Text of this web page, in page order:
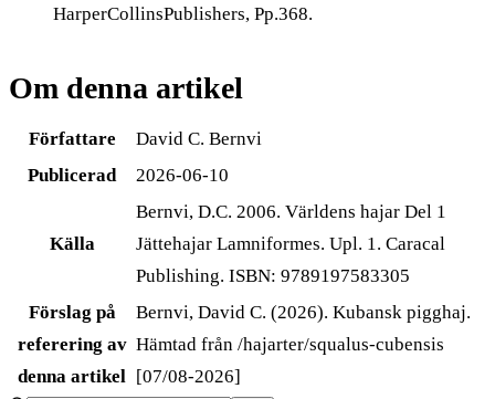
HarperCollinsPublishers, Pp.368.
Om denna artikel
Författare
David C. Bernvi
Publicerad
2026-06-10
Källa
Bernvi, D.C. 2006. Världens hajar Del 1
Jättehajar Lamniformes. Upl. 1. Caracal
Publishing. ISBN: 9789197583305
Förslag på
referering av
denna artikel
Bernvi, David C. (2026). Kubansk pigghaj.
Hämtad från /hajarter/squalus-cubensis
[07/08-2026]